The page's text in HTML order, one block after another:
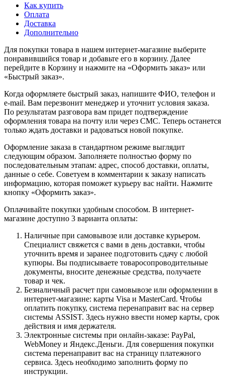
Как купить
Оплата
Доставка
Дополнительно
Для покупки товара в нашем интернет-магазине выберите
понравившийся товар и добавьте его в корзину. Далее
перейдите в Корзину и нажмите на «Оформить заказ» или
«Быстрый заказ».
Когда оформляете быстрый заказ, напишите ФИО, телефон и
e-mail. Вам перезвонит менеджер и уточнит условия заказа.
По результатам разговора вам придет подтверждение
оформления товара на почту или через СМС. Теперь останется
только ждать доставки и радоваться новой покупке.
Оформление заказа в стандартном режиме выглядит
следующим образом. Заполняете полностью форму по
последовательным этапам: адрес, способ доставки, оплаты,
данные о себе. Советуем в комментарии к заказу написать
информацию, которая поможет курьеру вас найти. Нажмите
кнопку «Оформить заказ».
Оплачивайте покупки удобным способом. В интернет-
магазине доступно 3 варианта оплаты:
Наличные при самовывозе или доставке курьером.
Специалист свяжется с вами в день доставки, чтобы
уточнить время и заранее подготовить сдачу с любой
купюры. Вы подписываете товаросопроводительные
документы, вносите денежные средства, получаете
товар и чек.
Безналичный расчет при самовывозе или оформлении в
интернет-магазине: карты Visa и MasterCard. Чтобы
оплатить покупку, система перенаправит вас на сервер
системы ASSIST. Здесь нужно ввести номер карты, срок
действия и имя держателя.
Электронные системы при онлайн-заказе: PayPal,
WebMoney и Яндекс.Деньги. Для совершения покупки
система перенаправит вас на страницу платежного
сервиса. Здесь необходимо заполнить форму по
инструкции.